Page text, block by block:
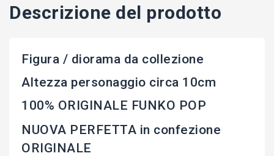
Descrizione del prodotto
Figura / diorama da collezione
Altezza personaggio circa 10cm
100% ORIGINALE FUNKO POP
NUOVA PERFETTA in confezione
ORIGINALE